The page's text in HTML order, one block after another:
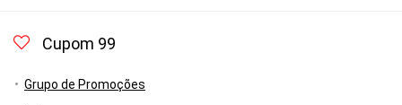
Cupom 99
Grupo de Promoções